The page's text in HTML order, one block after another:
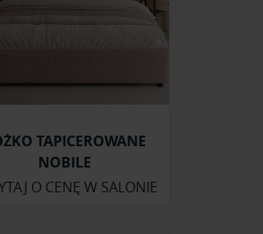
TAPICEROWANE
NOBILE
O CENĘ W SALONIE